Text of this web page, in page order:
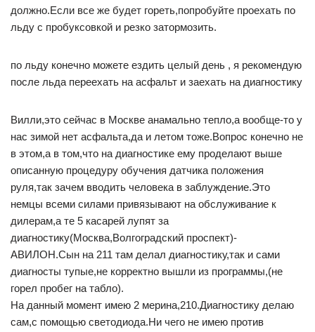
должно.Если все же будет гореть,попробуйте проехать по
льду с пробуксовкой и резко затормозить.
по льду конечно можете ездить целый день , я рекомендую
после льда переехать на асфальт и заехать на диагностику
Вилли,это сейчас в Москве анамально тепло,а вообще-то у
нас зимой нет асфальта,да и летом тоже.Вопрос конечно не
в этом,а в том,что на диагностике ему проделают выше
описанную процедуру обучения датчика положения
руля,так зачем вводить человека в заблуждение.Это
немцы всеми силами привязывают на обслуживание к
дилерам,а те 5 касарей лупят за
диагностику(Москва,Волгоградский проспект)-
АВИЛОН.Сын на 211 там делал диагностику,так и сами
диагносты тупые,не корректно вышли из программы,(не
горел пробег на табло).
На данный момент имею 2 мерина,210.Диагностику делаю
сам,с помощью светодиода.Ни чего не имею против